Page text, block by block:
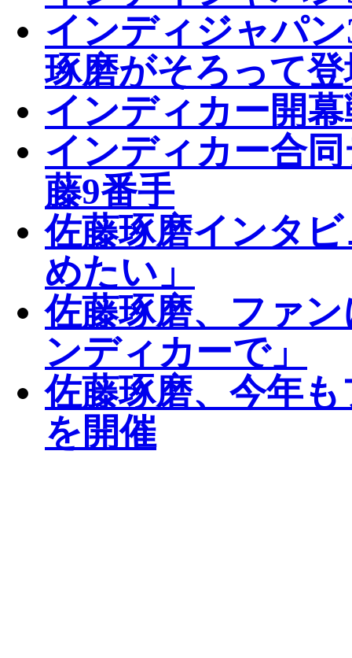
インディジャパ
琢磨がそろって
インディカー開
インディカー合
藤9番手
佐藤琢磨インタ
めたい」
佐藤琢磨、ファ
ンディカーで」
佐藤琢磨、今年
を開催